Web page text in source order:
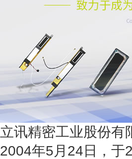
立讯精密工业股份有
2004年5月24日，于